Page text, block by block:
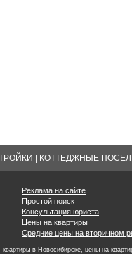
КОТТЕДЖНЫЕ
Реклама на сайте
Простой поиск
Консультация юриста
Цены на квартиры
Средние цены на вторичном
в Новосибирске, цены на